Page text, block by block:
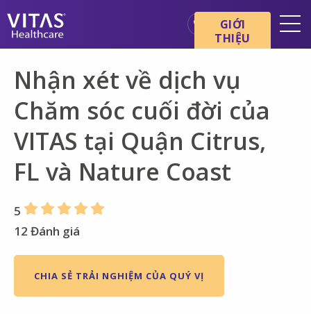
Cơ bản về chăm sóc cuối đời
Dịch vụ
Chuyên gia chăm sóc sức
khỏe
Gia đình và người chăm sóc
GIỚI
THIỆU
Nhận xét về dịch vụ
Chăm sóc cuối đời của
VITAS tại Quận Citrus,
FL và Nature Coast
5
12 Đánh giá
CHIA SẺ TRẢI NGHIỆM CỦA QUÝ VỊ